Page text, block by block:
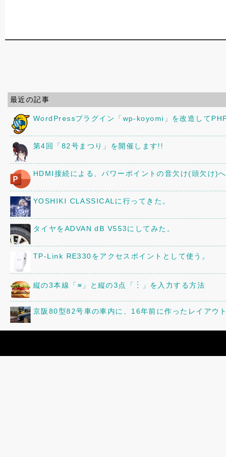
最近の記事
WordPressプラグイン「wp-koyomi」を改造して
第4回「82号まつり」を開催します!!
HDMI接続による、パワーポイントの音欠け(頭欠け)へ
YOSHIKI CLASSICALに行ってきた。
タイヤをADVAN dB V553にしてみた。
TP-Link RE330をアクセスポイントとして使う。
縦の3本線「≡」と縦の3点「︙」を入力する方法
京阪80型82号車の車内に、16年前に作ったレイアウ
三菱「ミニキャブ」のオーディオ・スピーカーを交換